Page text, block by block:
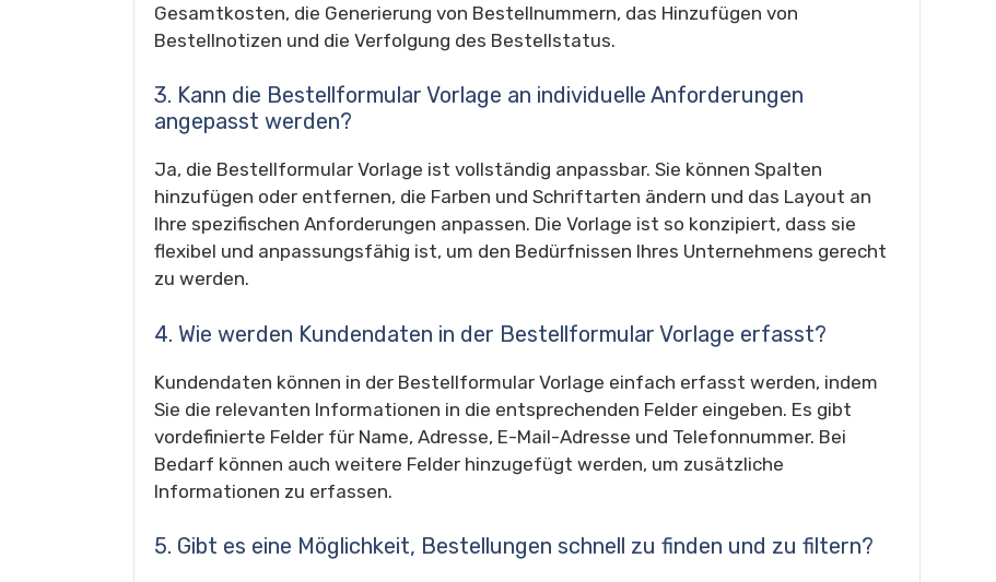
Gesamtkosten, die Generierung von Bestellnummern, das Hinzufügen von
Bestellnotizen und die Verfolgung des Bestellstatus.
3. Kann die Bestellformular Vorlage an individuelle Anforderungen
angepasst werden?
Ja, die Bestellformular Vorlage ist vollständig anpassbar. Sie können Spalten
hinzufügen oder entfernen, die Farben und Schriftarten ändern und das Layout an
Ihre spezifischen Anforderungen anpassen. Die Vorlage ist so konzipiert, dass sie
flexibel und anpassungsfähig ist, um den Bedürfnissen Ihres Unternehmens gerecht
zu werden.
4. Wie werden Kundendaten in der Bestellformular Vorlage erfasst?
Kundendaten können in der Bestellformular Vorlage einfach erfasst werden, indem
Sie die relevanten Informationen in die entsprechenden Felder eingeben. Es gibt
vordefinierte Felder für Name, Adresse, E-Mail-Adresse und Telefonnummer. Bei
Bedarf können auch weitere Felder hinzugefügt werden, um zusätzliche
Informationen zu erfassen.
5. Gibt es eine Möglichkeit, Bestellungen schnell zu finden und zu filtern?